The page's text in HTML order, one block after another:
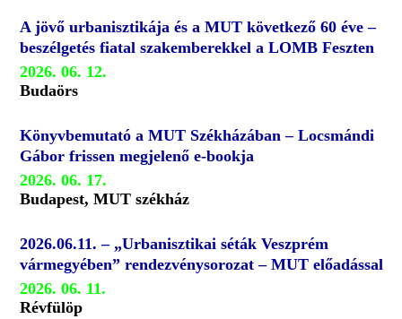
A jövő urbanisztikája és a MUT következő 60 éve –
beszélgetés fiatal szakemberekkel a LOMB Feszten
2026. 06. 12.
Budaörs
Könyvbemutató a MUT Székházában – Locsmándi
Gábor frissen megjelenő e-bookja
2026. 06. 17.
Budapest, MUT székház
2026.06.11. – „Urbanisztikai séták Veszprém
vármegyében” rendezvénysorozat – MUT előadással
2026. 06. 11.
Révfülöp